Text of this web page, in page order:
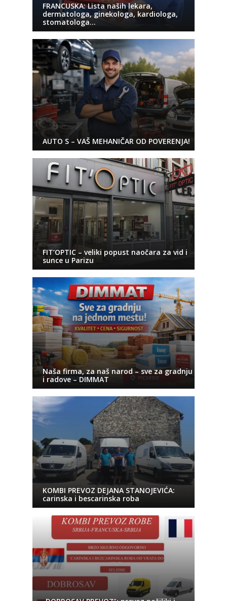
FRANCUSKA: Lista naših lekara,
dermatologa, ginekologa, kardiologa,
stomatologa…
AUTO S – VAŠ MEHANIČAR OD POVERENJA!
FIT’OPTIC – veliki popust naočara za vid i
sunce u Parizu
Naša firma, za naš narod – sve za gradnju
i radove – DIMMAT
KOMBI PREVOZ DEJANA STANOJEVIĆA:
carinska i bescarinska roba